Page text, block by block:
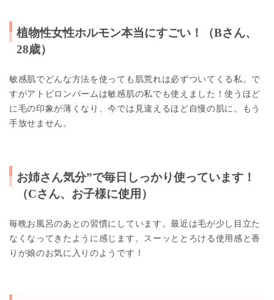
植物性女性ホルモン本当にすごい ！（Bさん、
28歳）
敏感肌でどんな方法を使っても肌荒れは必ずついてくる私。で
すがアトピロンバームは敏感肌の私でも使えました！使うほど
に毛の印象が薄くなり、今では見違えるほど自慢の肌に。もう
手放せません。
お姉さん気分”で毎日しっかり使っています ！
（Cさん、お子様に使用 ）
毎晩お風呂のあとの習慣にしています。最近は毛が少し目立た
なくなってきたように感じます。スーッととろける使用感と香
りが娘のお気に入りのようです！